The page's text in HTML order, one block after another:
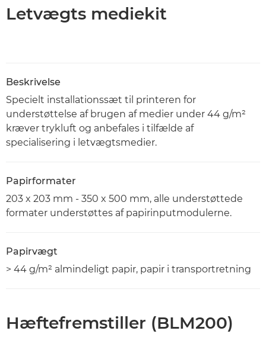
Letvægts mediekit
Beskrivelse
Specielt installationssæt til printeren for
understøttelse af brugen af medier under 44 g/m²
kræver trykluft og anbefales i tilfælde af
specialisering i letvægtsmedier.
Papirformater
203 x 203 mm - 350 x 500 mm, alle understøttede
formater understøttes af papirinputmodulerne.
Papirvægt
> 44 g/m² almindeligt papir, papir i transportretning
Hæftefremstiller (BLM200)